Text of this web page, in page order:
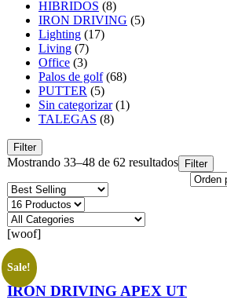
HIBRIDOS (8)
IRON DRIVING (5)
Lighting (17)
Living (7)
Office (3)
Palos de golf (68)
PUTTER (5)
Sin categorizar (1)
TALEGAS (8)
Filter
Mostrando 33–48 de 62 resultados Filter
[woof]
Sale!
IRON DRIVING APEX UT